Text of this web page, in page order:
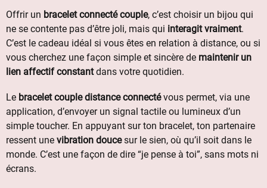
Offrir un bracelet connecté couple, c’est choisir un bijou qui
ne se contente pas d’être joli, mais qui interagit vraiment.
C’est le cadeau idéal si vous êtes en relation à distance, ou si
vous cherchez une façon simple et sincère de maintenir un
lien affectif constantdans votre quotidien.
Le bracelet couple distance connectévous permet, via une
application, d’envoyer un signal tactile ou lumineux d’un
simple toucher. En appuyant sur ton bracelet, ton partenaire
ressent une vibration doucesur le sien, où qu’il soit dans le
monde. C’est une façon de dire “je pense à toi”, sans mots ni
écrans.